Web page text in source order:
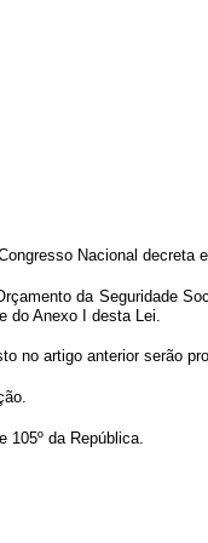
Nacional decreta
da Seguridade
do Anexo I desta Lei.
no artigo anterior serão
105º da República.